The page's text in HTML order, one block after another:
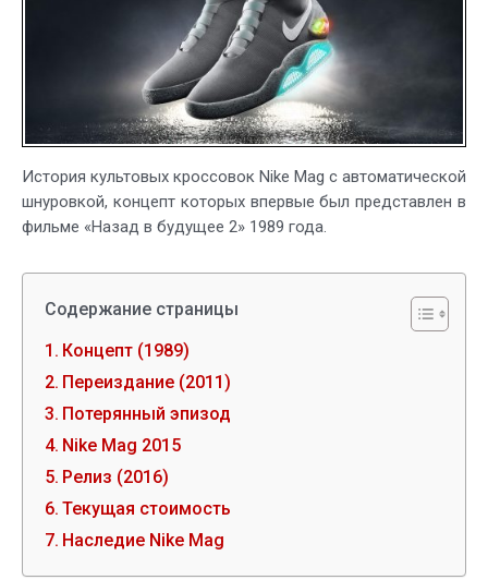
История культовых кроссовок Nike Mag с автоматической
шнуровкой, концепт которых впервые был представлен в
фильме «Назад в будущее 2» 1989 года.
Содержание страницы
Концепт (1989)
Переиздание (2011)
Потерянный эпизод
Nike Mag 2015
Релиз (2016)
Текущая стоимость
Наследие Nike Mag